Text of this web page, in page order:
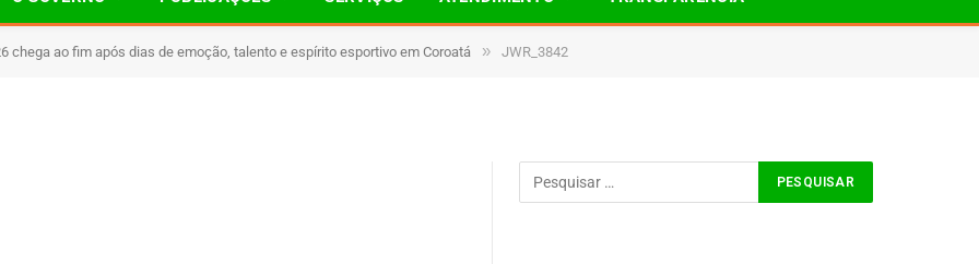
chega ao fim após dias de emoção, talento e espírito esportivo em Coroatá » JWR_3842